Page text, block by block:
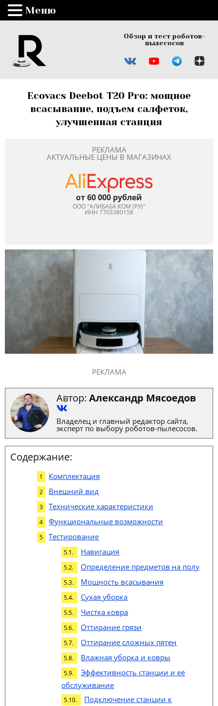
Обзор и тест роботов-
пылесосов
Ecovacs Deebot T20 Pro: мощное
всасывание, подъем салфеток,
улучшенная станция
РЕКЛАМА
АКТУАЛЬНЫЕ ЦЕНЫ В МАГАЗИНАХ
от 60 000 рублей
ООО "АЛИБАБА.КОМ (РУ)"
ИНН 7703380158
РЕКЛАМА
Автор: Александр Мясоедов
Владелец и главный редактор сайта,
эксперт по выбору роботов-пылесосов.
Содержание:
Комплектация
Внешний вид
Технические характеристики
Функциональные возможности
Тестирование
Навигация
Определение предметов на полу
Мощность всасывания
Сухая уборка
Чистка ковра
Оттирание грязи
Оттирание сложных пятен
Влажная уборка и ковры
Эффективность станции и её
обслуживание
Подключение станции к
Меню